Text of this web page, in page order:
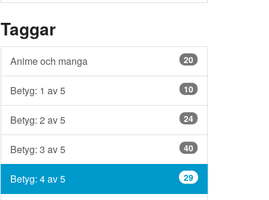
Taggar
Anime och manga 20
Betyg: 1 av 5 10
Betyg: 2 av 5 24
Betyg: 3 av 5 40
Betyg: 4 av 5 29